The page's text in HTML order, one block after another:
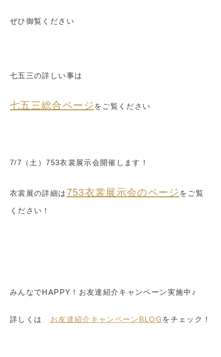
ぜひ御覧ください
七五三の詳しい事は
七五三総合ページ をご覧ください
7/7（土）753衣裳展示会開催します！
衣裳展の詳細は 753衣裳展示会のページ をご覧
ください！
みんなでHAPPY！お友達紹介キャンペーン実施中♪
詳しくは お友達紹介キャンペーンBLOG をチェック！